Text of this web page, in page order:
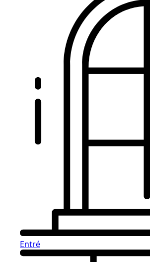
Entré